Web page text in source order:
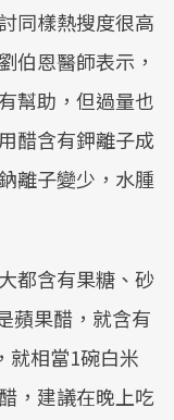
同樣熱搜度很高
伯恩醫師表示，
幫助，但過量也
醋含有鉀離子成
離子變少，水腫
都含有果糖、砂
蘋果醋，就含有
就相當1碗白米
，建議在晚上吃